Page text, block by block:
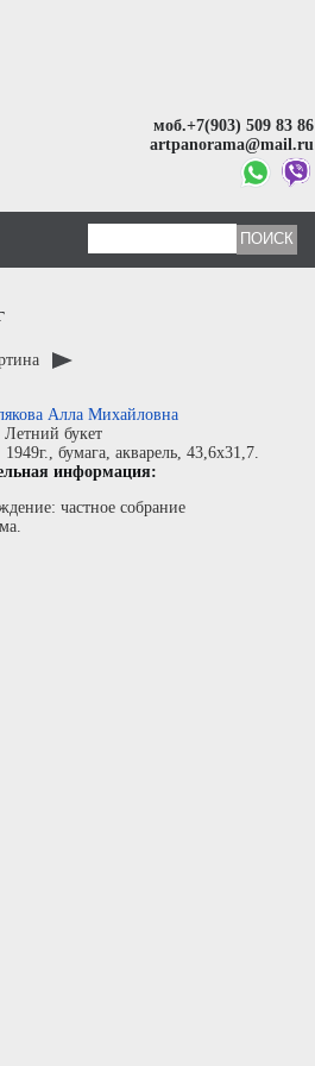
моб.+7(903) 509 83 86
artpanorama@mail.ru
Алла Михайловна
Летний букет
1949г., бумага, акварель, 43,6x31,7.
информация:
частное собрание